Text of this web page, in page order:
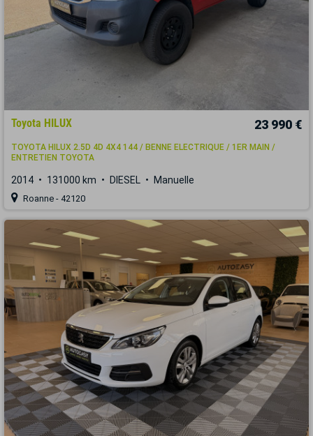
Toyota HILUX 23 990 €
TOYOTA HILUX 2.5D 4D 4X4 144 / BENNE ELECTRIQUE / 1ER MAIN /
ENTRETIEN TOYOTA
2014 131000 km DIESEL Manuelle
Roanne - 42120